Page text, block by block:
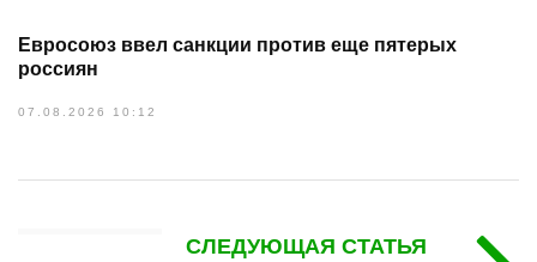
Евросоюз ввел санкции против еще пятерых
россиян
07.08.2026 10:12
СЛЕДУЮЩАЯ СТАТЬЯ